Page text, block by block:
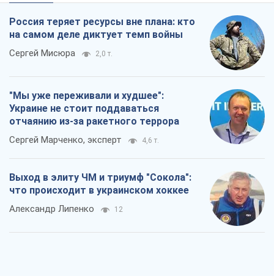
Россия теряет ресурсы вне плана: кто
на самом деле диктует темп войны
Сергей Мисюра 2,0 т.
"Мы уже переживали и худшее":
Украине не стоит поддаваться
отчаянию из-за ракетного террора
Сергей Марченко, эксперт 4,6 т.
Выход в элиту ЧМ и триумф "Сокола":
что происходит в украинском хоккее
Александр Липенко 12